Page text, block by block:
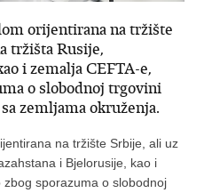
orijentirana na tržište
tržišta Rusije,
i zemalja CEFTA-e,
o slobodnoj trgovini
zemljama okruženja.
na tržište Srbije, ali uz
i Bjelorusije, kao i
sporazuma o slobodnoj